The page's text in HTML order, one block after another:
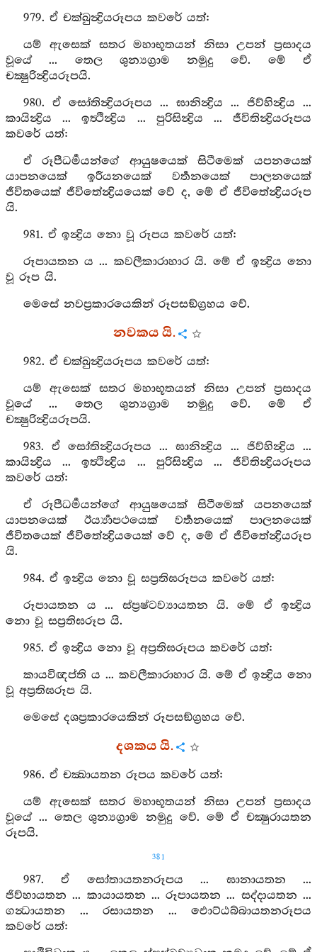
979. ඒ චක්ඛුන්‍ද්‍රියරූපය කවරේ යත්:
යම් ඇසෙක් සතර මහාභූතයන් නිසා උපන් ප්‍රසාදය
වූයේ ... තෙල ශුන්‍යග්‍රාම නමුදු වේ. මේ ඒ
චක්‍ෂුරින්‍ද්‍රියරූපයි.
980. ඒ සෝතින්‍ද්‍රියරූපය ... ඝානින්‍ද්‍රිය ... ජිව්හින්‍ද්‍රිය ...
කායින්‍ද්‍රිය ... ඉත්‍ථින්‍ද්‍රිය ... පුරිසින්‍ද්‍රිය ... ජීවිතින්‍ද්‍රියරූපය
කවරේ යත්:
ඒ රූපීධර්‍මයන්ගේ ආයුෂයෙක් සිටීමෙක් යපනයෙක්
යාපනයෙක් ඉරීයනයෙක් වර්‍තනයෙක් පාලනයෙක්
ජීවිතයෙක් ජීවිතේන්‍ද්‍රියයෙක් වේ ද, මේ ඒ ජීවිතේන්‍ද්‍රියරූප
යි.
981. ඒ ඉන්‍ද්‍රිය නො වූ රූපය කවරේ යත්:
රූපායතන ය ... කවලීකාරාහාර යි. මේ ඒ ඉන්‍ද්‍රිය නො
වූ රූප යි.
මෙසේ නවප්‍රකාරයෙකින් රූපසඞ්ග්‍රහය වේ.
නවකය යි.
982. ඒ චක්ඛුන්‍ද්‍රියරූපය කවරේ යත්:
යම් ඇසෙක් සතර මහාභූතයන් නිසා උපන් ප්‍රසාදය
වූයේ ... තෙල ශුන්‍යග්‍රාම නමුදු වේ. මේ ඒ
චක්‍ෂුරින්‍ද්‍රියරූපයි.
983. ඒ සෝතින්‍ද්‍රියරූපය ... ඝානින්‍ද්‍රිය ... ජිව්හින්‍ද්‍රිය ...
කායින්‍ද්‍රිය ... ඉත්‍ථින්‍ද්‍රිය ... පුරිසින්‍ද්‍රිය ... ජීවිතින්‍ද්‍රියරූපය
කවරේ යත්:
ඒ රූපීධර්‍මයන්ගේ ආයුෂයෙක් සිටීමෙක් යපනයෙක්
යාපනයෙක් ඊර්‍ය්‍යාපථයෙක් වර්‍තනයෙක් පාලනයෙක්
ජීවිතයෙක් ජීවිතේන්‍ද්‍රියයෙක් වේ ද, මේ ඒ ජීවිතේන්‍ද්‍රියරූප
යි.
984. ඒ ඉන්‍ද්‍රිය නො වූ සප්‍රතිඝරූපය කවරේ යත්:
රූපායතන ය ... ස්ප්‍රෂ්ටව්‍යායතන යි. මේ ඒ ඉන්‍ද්‍රිය
නො වූ සප්‍රතිඝරූප යි.
985. ඒ ඉන්‍ද්‍රිය නො වූ අප්‍රතිඝරූපය කවරේ යත්:
කායවිඥප්ති ය ... කවලීකාරාහාර යි. මේ ඒ ඉන්‍ද්‍රිය නො
වූ අප්‍රතිඝරූප යි.
මෙසේ දශප්‍රකාරයෙකින් රූපසඞ්ග්‍රහය වේ.
දශකය යි.
986. ඒ චක්‍ඛායතන රූපය කවරේ යත්:
යම් ඇසෙක් සතර මහාභූතයන් නිසා උපන් ප්‍රසාදය
වූයේ ... තෙල ශුන්‍යග්‍රාම නමුදු වේ. මේ ඒ චක්‍ෂුරායතන
රූපයි.
381
987. ඒ සෝතායතනරූපය ... ඝානායතන ...
ජිව්හායතන ... කායායතන ... රූපායතන ... සද්දායතන ...
ගන්‍ධායතන ... රසායතන ... ඵොට්ඨබ්බායතනරූපය
කවරේ යත්: